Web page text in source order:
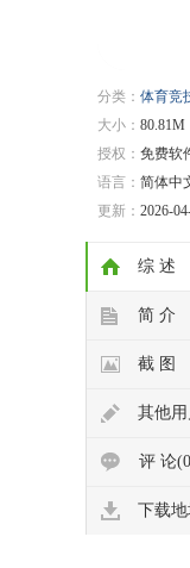
分类： 体育竞
大小： 80.81M
授权： 免费软
语言： 简体中
更新： 2026-
综 述
简 介
截 图
其他
评 论
下载地